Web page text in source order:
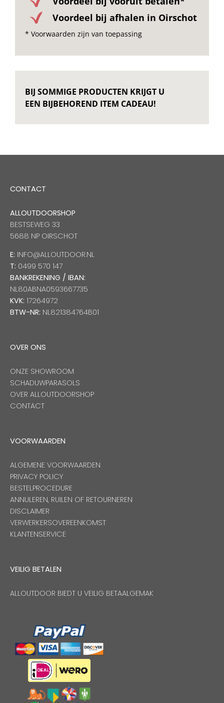
Voordeel bij afhalen in Oirschot
* Voorwaarden zijn van toepassing
BIJ SOMMIGE PRODUCTEN KRIJGT U
EEN BIJBEHOREND ITEM CADEAU!
CONTACT
ALLOUTDOORSHOP
BESTSEWEG 33
5688 NP OIRSCHOT
E: INFO@ALLOUTDOOR.NL
T: 0499 570 147
BANKREKENING / IBAN:
NL80ABNA0593667735
KVK: 17264972
BTW-NR: NL821384764B01
OVER ONS
ONZE SHOWROOM
SCHADUWPARASOLS
OVER ALLOUTDOORSHOP
CONTACT
VOORWAARDEN
ALGEMENE VOORWAARDEN
PRIVACY POLICY
BESTELPROCEDURE
ANNULEREN, RUILEN OF RETOURNEREN
DISCLAIMER
VERWERKERSOVEREENKOMST
KLANTENSERVICE
VEILIG BETALEN
ALLOUTDOOR BIEDT U VEILIG BETAALGEMAK